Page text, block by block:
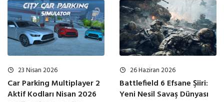
23 Nisan 2026
Car Parking Multiplayer 2
Aktif Kodları Nisan 2026
26 Haziran 2026
Battlefield 6 Efsane Şiiri:
Yeni Nesil Savaş Dünyası